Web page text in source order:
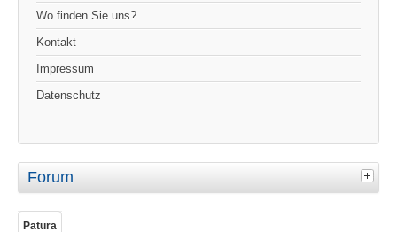
Wo finden Sie uns?
Kontakt
Impressum
Datenschutz
Forum
Patura